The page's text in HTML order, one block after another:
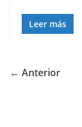
Leer más
← Anterior